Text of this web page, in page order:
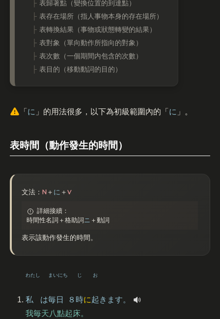
表歸著點（變換位置的到達點）
表存在場所（指人事物本身的存在場所）
表轉換結果（事物或狀態轉變的結果）
表對象（單向動作所指向的對象）
表次數（一個期間内包含的次數）
表目的（移動動詞的目的）
「 に 」的用法很多，以下為初級範圍內的「 に 」。
表時間（動作發生的時間）
文法： N＋ に ＋V
詳細接續：
時間性名詞＋格助詞 ニ ＋動詞
表示該動作發生的時間。
私
わたし
は毎日
まいにち
８ 時
じ
に起
お
きます。
我毎天八點起床。